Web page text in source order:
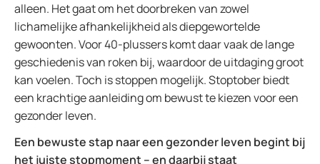
alleen. Het gaat om het doorbreken van zowel
lichamelijke afhankelijkheid als diepgewortelde
gewoonten. Voor 40-plussers komt daar vaak de lange
geschiedenis van roken bij, waardoor de uitdaging groot
kan voelen. Toch is stoppen mogelijk. Stoptober biedt
een krachtige aanleiding om bewust te kiezen voor een
gezonder leven.
Een bewuste stap naar een gezonder leven begint bij
het juiste stopmoment – en daarbij staat